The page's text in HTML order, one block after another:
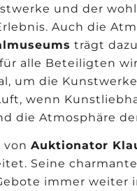
und der
Auch die
trägt
alle Beteiligten
um die
wenn
die Atmosphäre
vonAuktionator
Seine
immer weiter